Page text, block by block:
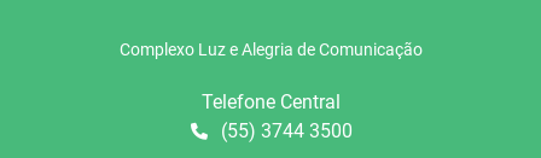
Complexo Luz e Alegria de Comunicação
Telefone Central
(55) 3744 3500